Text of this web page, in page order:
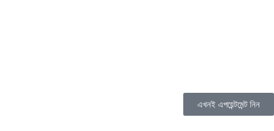
এখনই এপয়েন্টমেন্ট নিন